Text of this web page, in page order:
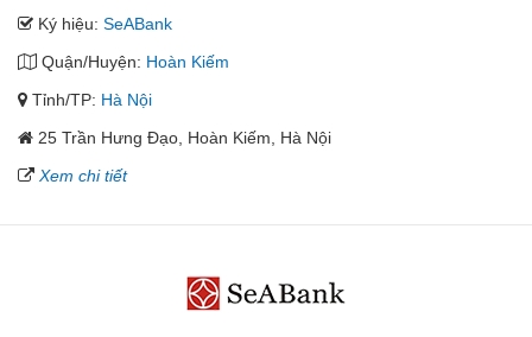
Ký hiệu: SeABank
Quận/Huyện: Hoàn Kiếm
Tỉnh/TP: Hà Nội
25 Trần Hưng Đạo, Hoàn Kiếm, Hà Nội
Xem chi tiết